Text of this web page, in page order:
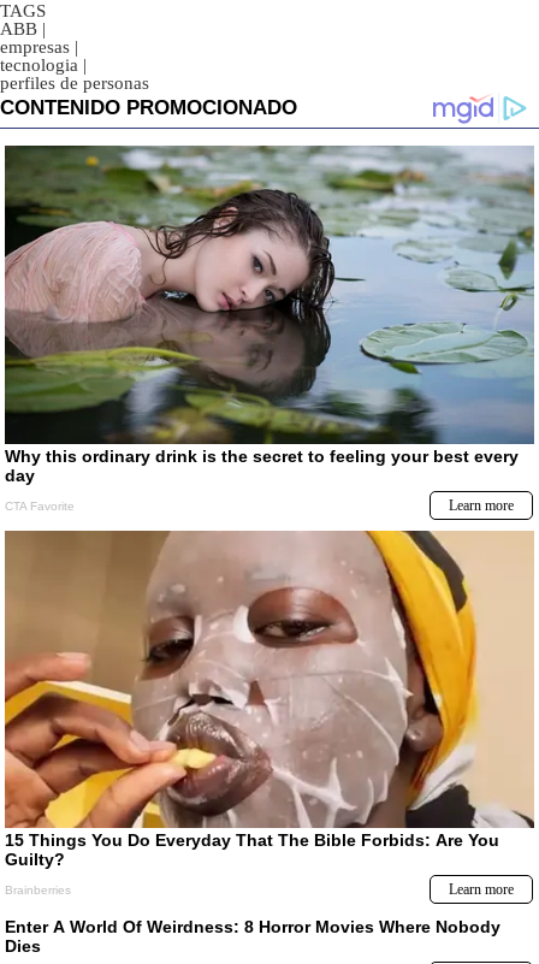
TAGS
ABB |
empresas |
tecnologia |
perfiles de personas